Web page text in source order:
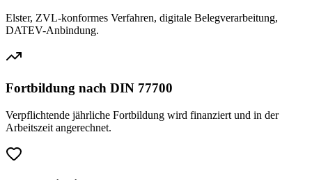
Elster, ZVL-konformes Verfahren, digitale Belegverarbeitung,
DATEV-Anbindung.
Fortbildung nach DIN 77700
Verpflichtende jährliche Fortbildung wird finanziert und in der
Arbeitszeit angerechnet.